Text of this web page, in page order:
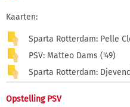
Kaarten:
Sparta Rotterdam: Pelle
PSV: Matteo Dams ('49)
Sparta Rotterdam:
Opstelling PSV